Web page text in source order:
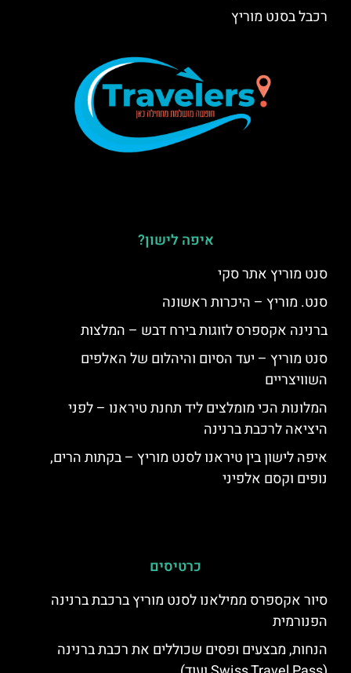
רכבל בסנט מוריץ
איפה לישון?
סנט מוריץ אתר סקי
סנט. מוריץ – היכרות ראשונה
ברנינה אקספרס לזוגות בירח דבש – המלצות
סנט מוריץ – יעד הסיום והיהלום של האלפים
השוויצריים
המלונות הכי מומלצים ליד תחנת טיראנו – לפני
היציאה לרכבת ברנינה
איפה לישון בין טיראנו לסנט מוריץ – בקתות הרים,
נופים וקסם אלפיני
כרטיסים
סיור אקספרס ממילאנו לסנט מוריץ ברכבת ברנינה
הפנורמית
הנחות, מבצעים ופסים שכוללים את רכבת ברנינה